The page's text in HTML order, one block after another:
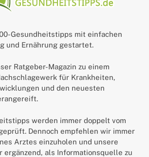
Gesundheitstipps mit einfachen
und Ernährung gestartet.
Ratgeber-Magazin zu einem
für Krankheiten,
und den neuesten
werden immer doppelt vom
Dennoch empfehlen wir immer
Arztes einzuholen und unsere
ergänzend, als Informationsquelle zu